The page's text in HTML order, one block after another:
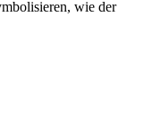
wie der